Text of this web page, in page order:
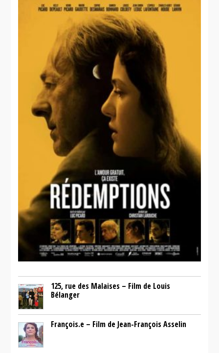
125, rue des Malaises – Film de Louis
Bélanger
François.e – Film de Jean-François Asselin